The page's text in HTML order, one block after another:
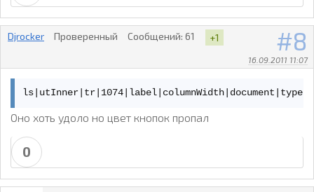
8
16.09.2011 11:07
Djrocker Проверенный Сообщений: 61 +1
Оно хоть удоло но цвет кнопок пропал
0